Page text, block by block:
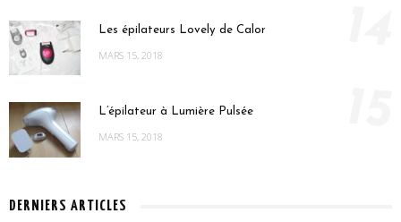
Les épilateurs Lovely de Calor
MARS 15, 2018
L’épilateur à Lumière Pulsée
MARS 15, 2018
DERNIERS ARTICLES